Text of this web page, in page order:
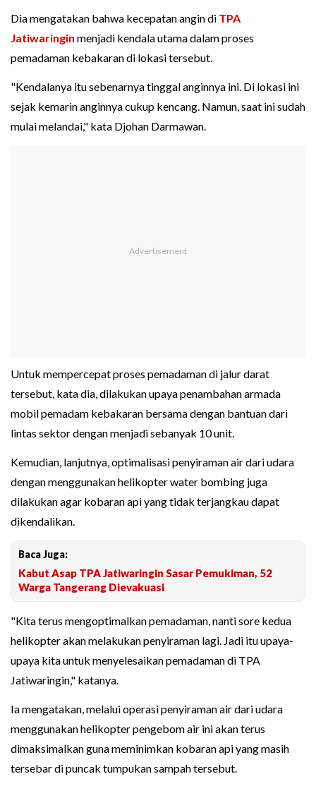
Dia mengatakan bahwa kecepatan angin di TPA
Jatiwaringin menjadi kendala utama dalam proses
pemadaman kebakaran di lokasi tersebut.
"Kendalanya itu sebenarnya tinggal anginnya ini. Di lokasi ini
sejak kemarin anginnya cukup kencang. Namun, saat ini sudah
mulai melandai," kata Djohan Darmawan.
Untuk mempercepat proses pemadaman di jalur darat
tersebut, kata dia, dilakukan upaya penambahan armada
mobil pemadam kebakaran bersama dengan bantuan dari
lintas sektor dengan menjadi sebanyak 10 unit.
Kemudian, lanjutnya, optimalisasi penyiraman air dari udara
dengan menggunakan helikopter water bombing juga
dilakukan agar kobaran api yang tidak terjangkau dapat
dikendalikan.
Baca Juga:
Kabut Asap TPA Jatiwaringin Sasar Pemukiman, 52
Warga Tangerang Dievakuasi
"Kita terus mengoptimalkan pemadaman, nanti sore kedua
helikopter akan melakukan penyiraman lagi. Jadi itu upaya-
upaya kita untuk menyelesaikan pemadaman di TPA
Jatiwaringin," katanya.
Ia mengatakan, melalui operasi penyiraman air dari udara
menggunakan helikopter pengebom air ini akan terus
dimaksimalkan guna meminimkan kobaran api yang masih
tersebar di puncak tumpukan sampah tersebut.